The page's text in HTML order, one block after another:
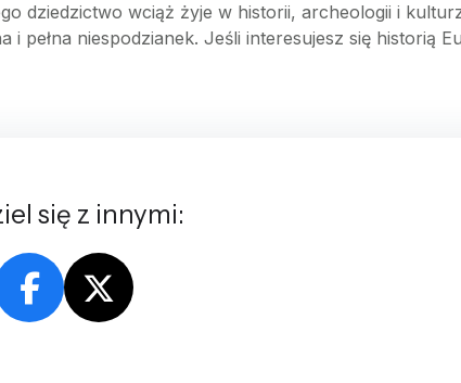
dziedzictwo wciąż żyje w historii, archeologii i
niespodzianek. Jeśli interesujesz się historią
się z innymi: